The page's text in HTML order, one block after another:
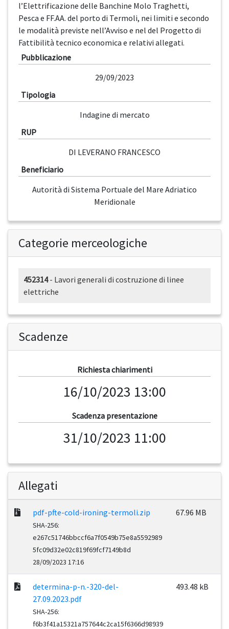
l’Elettrificazione delle Banchine Molo Traghetti,
Pesca e FF.AA. del porto di Termoli, nei limiti e secondo
le modalità previste nell’Avviso e nel del Progetto di
Fattibilità tecnico economica e relativi allegati.
Pubblicazione
29/09/2023
Tipologia
Indagine di mercato
RUP
DI LEVERANO FRANCESCO
Beneficiario
Autorità di Sistema Portuale del Mare Adriatico
Meridionale
Categorie merceologiche
452314- Lavori generali di costruzione di linee
elettriche
Scadenze
Richiesta chiarimenti
16/10/2023 13:00
Scadenza presentazione
31/10/2023 11:00
Allegati
pdf-pfte-cold-ironing-termoli.zip
SHA-256:
e267c51746bbccf6a7f0549b75e8a5592989
5fc09d32e02c819f69fcf7149b8d
28/09/2023 17:16
67.96 MB
determina-p-n.-320-del-
27.09.2023.pdf
SHA-256:
f6b3f41a15321a757644c2ca15f6366d98939
493.48 kB